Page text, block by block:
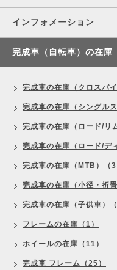
インフォメーション
完成車（自転車）の在庫
完成車の在庫（クロスバ
完成車の在庫（シングル
完成車の在庫（ロード/リ
完成車の在庫（ロード/デ
完成車の在庫（MTB）（3
完成車の在庫（小径・折畳
完成車の在庫（子供車）（
フレームの在庫（1）
ホイールの在庫（11）
完成車 フレーム（25）